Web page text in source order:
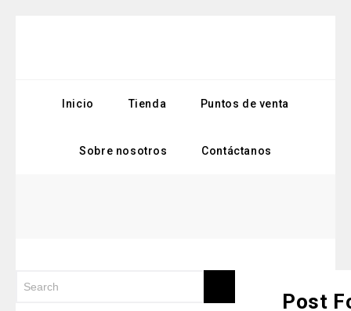
Inicio Tienda Puntos de venta
Sobre nosotros Contáctanos
Post